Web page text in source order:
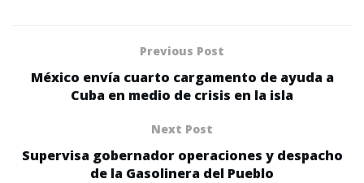
Previous Post
México envía cuarto cargamento de ayuda a
Cuba en medio de crisis en la isla
Next Post
Supervisa gobernador operaciones y despacho
de la Gasolinera del Pueblo